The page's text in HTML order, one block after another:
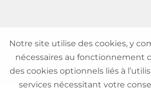
Notre site utilise des cookies, y
nécessaires au fonctionnement
des cookies optionnels liés à
services nécessitant votre